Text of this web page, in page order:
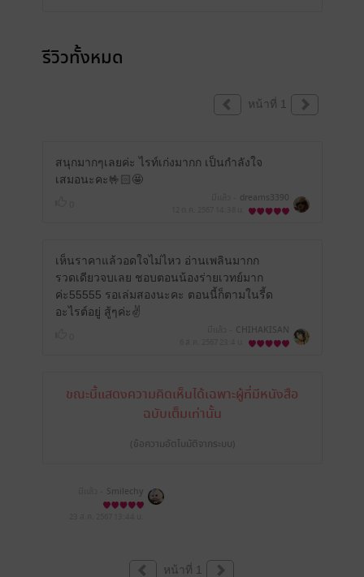
รีวิวทั้งหมด
หน้าที่ 1
สนุกมากๆเลยค่ะ ไรท์เก่งมากก เป็นกำลังใจ
เสมอนะคะ🤟🏻🤩
dreams3390
เห็นราคาแล้วอดใจไม่ไหว อ่านเพลินมากก
รวดเดียวจบเลย ชอบตอนน้องร่ายเวทย์มาก
ค่ะ55555 รอเล่มสองนะคะ ตอนนี้ก็ตามในรี้ด
อะไรต์อยู่ สู้ๆค่ะ✌️
CHIHAKISAN
ขณะนี้แสดงความคิดเห็นได้เฉพาะผู้ที่มีหนังสือ
ฉบับเต็มเท่านั้น
(ข้อความอัตโนมัติจากระบบ)
Smilechy
หน้าที่ 1